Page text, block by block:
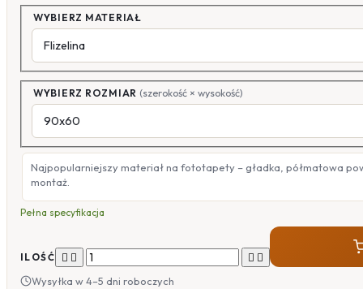
WYBIERZ MATERIAŁ
WYBIERZ ROZMIAR (szerokość × wysokość)
Najpopularniejszy materiał na fototapety – gładka, półmatowa
montaż.
Pełna specyfikacja
ILOŚĆ    
Wysyłka w 4–5 dni roboczych